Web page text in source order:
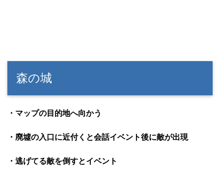
森の城
・マップの目的地へ向かう
・廃墟の入口に近付くと会話イベント後に敵が出現
・逃げてる敵を倒すとイベント